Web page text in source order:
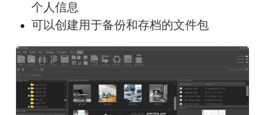
个人信息
可以创建用于备份和存档的文件包